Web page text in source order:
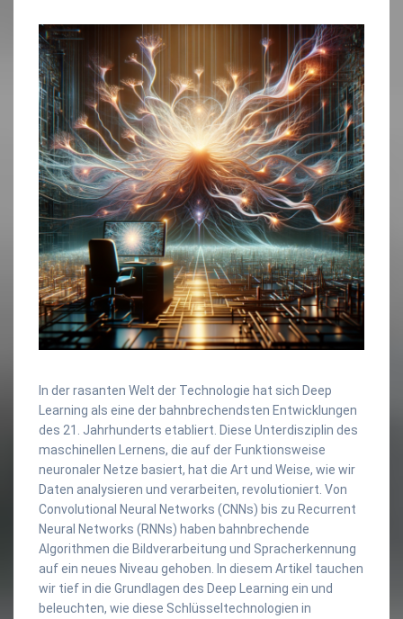
In der rasanten Welt der Technologie hat sich Deep
Learning als eine der bahnbrechendsten Entwicklungen
des 21. Jahrhunderts etabliert. Diese Unterdisziplin des
maschinellen Lernens, die auf der Funktionsweise
neuronaler Netze basiert, hat die Art und Weise, wie wir
Daten analysieren und verarbeiten, revolutioniert. Von
Convolutional Neural Networks (CNNs) bis zu Recurrent
Neural Networks (RNNs) haben bahnbrechende
Algorithmen die Bildverarbeitung und Spracherkennung
auf ein neues Niveau gehoben. In diesem Artikel tauchen
wir tief in die Grundlagen des Deep Learning ein und
beleuchten, wie diese Schlüsseltechnologien in